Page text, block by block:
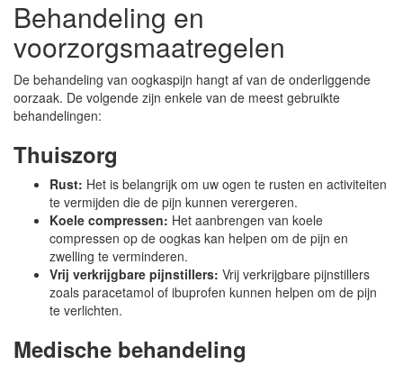
Behandeling en
voorzorgsmaatregelen
De behandeling van oogkaspijn hangt af van de onderliggende
oorzaak. De volgende zijn enkele van de meest gebruikte
behandelingen:
Thuiszorg
Rust: Het is belangrijk om uw ogen te rusten en activiteiten
te vermijden die de pijn kunnen verergeren.
Koele compressen: Het aanbrengen van koele
compressen op de oogkas kan helpen om de pijn en
zwelling te verminderen.
Vrij verkrijgbare pijnstillers: Vrij verkrijgbare pijnstillers
zoals paracetamol of ibuprofen kunnen helpen om de pijn
te verlichten.
Medische behandeling